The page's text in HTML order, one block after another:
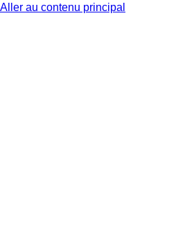
Aller au contenu principal